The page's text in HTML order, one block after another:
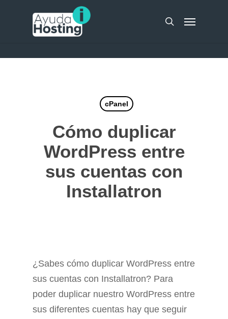
search
Menu
cPanel
Cómo duplicar
WordPress entre
sus cuentas con
Installatron
¿Sabes cómo duplicar WordPress entre
sus cuentas con Installatron? Para
poder duplicar nuestro WordPress entre
sus diferentes cuentas hay que seguir